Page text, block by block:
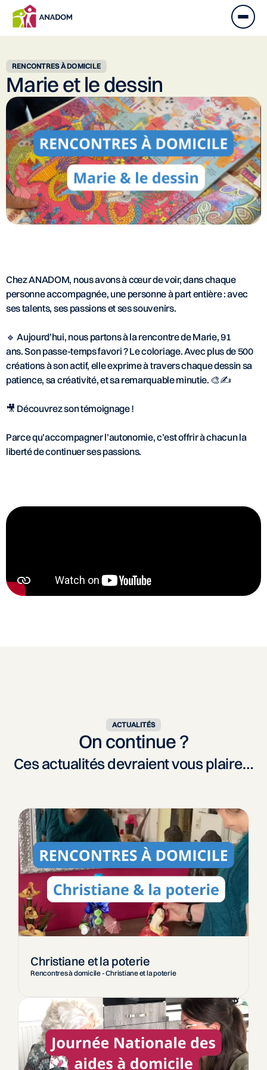
RENCONTRES À DOMICILE
Marie et le dessin
Chez ANADOM, nous avons à cœur de voir, dans chaque
personne accompagnée, une personne à part entière : avec
ses talents, ses passions et ses souvenirs.
🔹 Aujourd’hui, nous partons à la rencontre de Marie, 91
ans. Son passe-temps favori ? Le coloriage. Avec plus de 500
créations à son actif, elle exprime à travers chaque dessin sa
patience, sa créativité, et sa remarquable minutie. 🎨✍️
🎥 Découvrez son témoignage !
Parce qu’accompagner l’autonomie, c’est offrir à chacun la
liberté de continuer ses passions.
ACTUALITÉS
On continue ?
Ces actualités devraient vous plaire…
Christiane et la poterie
Rencontres à domicile - Christiane et la poterie